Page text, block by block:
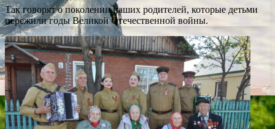
Так говорят о поколении наших родителей, которые детьми
пережили годы Великой Отечественной войны.